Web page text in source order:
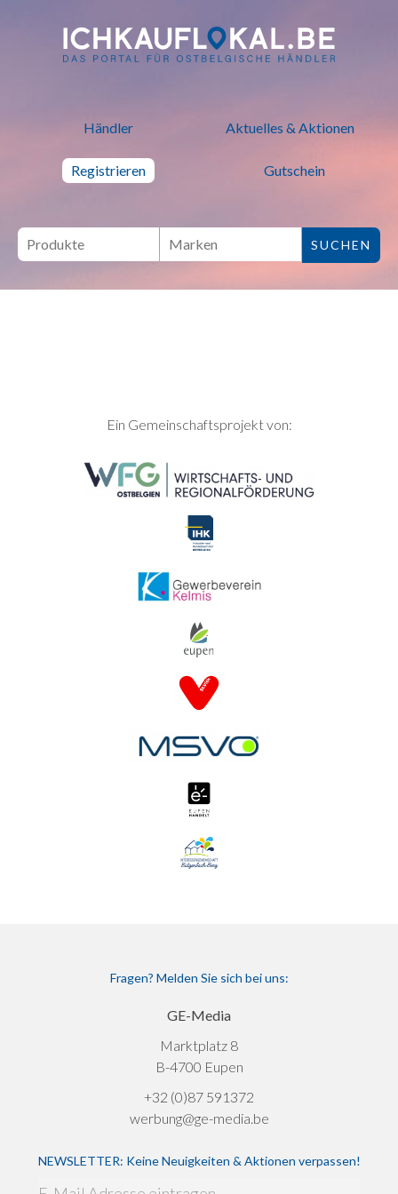
ich kauf lokal - Bei lokalen
Händler Aktuelles & Aktionen
Registrieren Gutschein
SEITENFUSSEin Gemeinschaftsprojekt von:
Fragen? Melden Sie sich bei uns:
GE-Media
Marktplatz 8
B-4700 Eupen
+32 (0)87 591372
werbung@ge-media.be
NEWSLETTER: Keine Neuigkeiten & Aktionen verpassen!